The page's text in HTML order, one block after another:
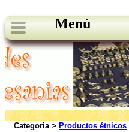
Menú
Categoria > Productos étnicos